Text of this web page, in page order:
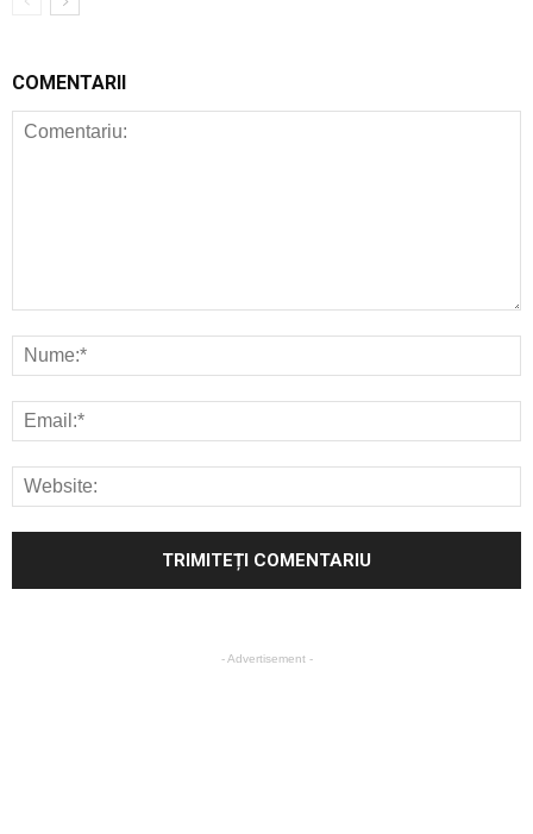
COMENTARII
- Advertisement -